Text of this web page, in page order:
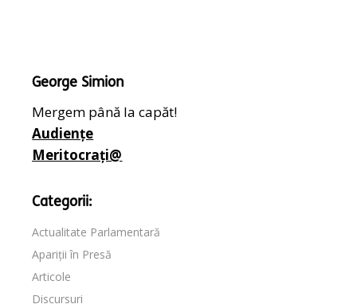
George Simion
Mergem până la capăt!
Audiențe
Meritocrați@
Categorii:
Actualitate Parlamentară
Apariții în Presă
Articole
Discursuri